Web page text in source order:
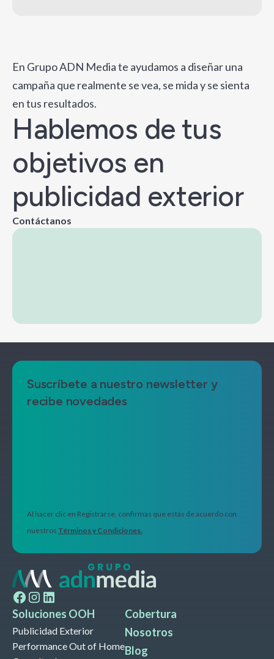
Contáctanos
Hablemos de tus
objetivos en
publicidad exterior
En Grupo ADN Media te ayudamos a diseñar una
campaña que realmente se vea, se mida y se sienta
en tus resultados.
Suscríbete a nuestro newsletter y
recibe novedades
Al hacer clic en Registrarse, confirmas que estás de acuerdo con
nuestros Términos y Condiciones.
Soluciones OOH
Publicidad Exterior
Performance Out of Home
Cobertura
Nosotros
Blog